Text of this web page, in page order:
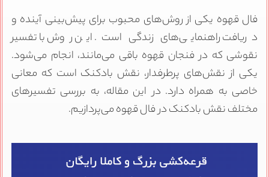
فال قهوه یکی از روش‌های محبوب برای پیش‌بینی آینده و
دریافت راهنمایی‌های زندگی است. این روش با تفسیر
نقوشی که در فنجان قهوه باقی می‌مانند، انجام می‌شود.
یکی از نقش‌های پرطرفدار، نقش بادکنک است که معانی
خاصی به همراه دارد. در این مقاله، به بررسی تفسیرهای
مختلف نقش بادکنک در فال قهوه می‌پردازیم.